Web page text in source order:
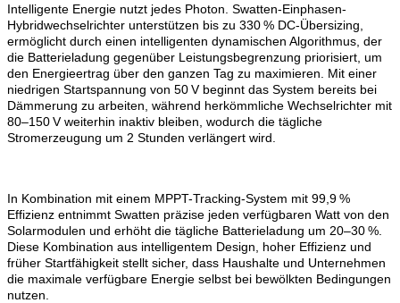
Intelligente Energie nutzt jedes Photon. Swatten-Einphasen-
Hybridwechselrichter unterstützen bis zu 330 % DC-Übersizing,
ermöglicht durch einen intelligenten dynamischen Algorithmus, der
die Batterieladung gegenüber Leistungsbegrenzung priorisiert, um
den Energieertrag über den ganzen Tag zu maximieren. Mit einer
niedrigen Startspannung von 50 V beginnt das System bereits bei
Dämmerung zu arbeiten, während herkömmliche Wechselrichter mit
80–150 V weiterhin inaktiv bleiben, wodurch die tägliche
Stromerzeugung um 2 Stunden verlängert wird.
In Kombination mit einem MPPT-Tracking-System mit 99,9 %
Effizienz entnimmt Swatten präzise jeden verfügbaren Watt von den
Solarmodulen und erhöht die tägliche Batterieladung um 20–30 %.
Diese Kombination aus intelligentem Design, hoher Effizienz und
früher Startfähigkeit stellt sicher, dass Haushalte und Unternehmen
die maximale verfügbare Energie selbst bei bewölkten Bedingungen
nutzen.